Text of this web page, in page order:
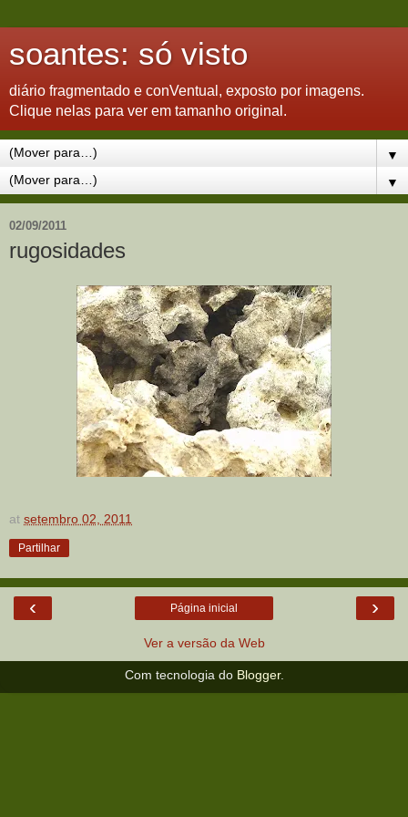
soantes: só visto
diário fragmentado e conVentual, exposto por imagens.
Clique nelas para ver em tamanho original.
▼
▼
02/09/2011
rugosidades
at setembro 02, 2011
Partilhar
‹ ›
Página inicial
Ver a versão da Web
Com tecnologia do Blogger.